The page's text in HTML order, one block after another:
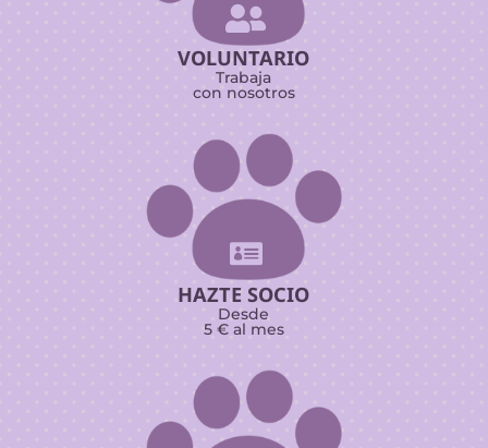

VOLUNTARIO
Trabaja
con nosotros

HAZTE SOCIO
Desde
5 € al mes